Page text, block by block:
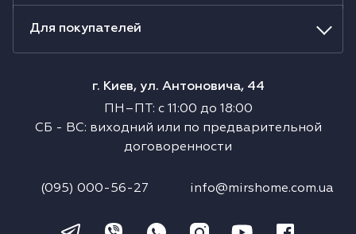
Для покупателей
г. Киев, ул. Антоновича, 44
ПН–ПТ : с11:00 до 18:00
СБ - ВС: виходний или по предварительной
договоренности
info@mirshome.com.ua
(095) 000-56-27